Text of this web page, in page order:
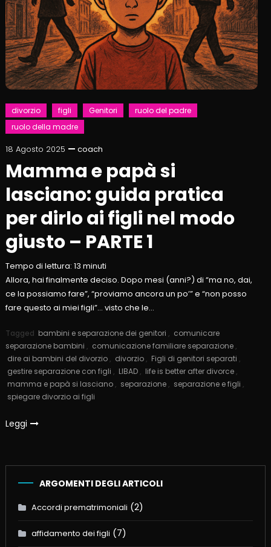
divorzio figli Genitori
ruolo del padre
ruolo della madre
18 Agosto 2025 coach
Mamma e papà si
lasciano: guida pratica
per dirlo ai figli nel modo
giusto – PARTE 1
Tempo di lettura: 13 minuti
Allora, hai finalmente deciso. Dopo mesi (anni?) di “ma no, dai,
ce la possiamo fare”, “proviamo ancora un po’” e “non posso
fare questo ai miei figli”… visto che le…
Tagged bambini e separazione dei genitori , comunicare
separazione bambini , comunicazione familiare separazione ,
dire ai bambini del divorzio , divorzio , Figli di genitori separati ,
gestire separazione con figli , LIBAD , life is better after divorce ,
mamma e papà si lasciano , separazione , separazione e figli ,
spiegare divorzio ai figli
Leggi
ARGOMENTI DEGLI ARTICOLI
Accordi prematrimoniali (2)
affidamento dei figli (7)